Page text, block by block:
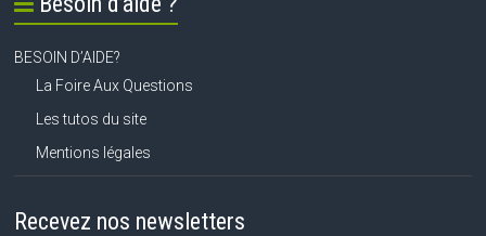
BESOIN D’AIDE?
La Foire Aux Questions
Les tutos du site
Mentions légales
Recevez nos newsletters